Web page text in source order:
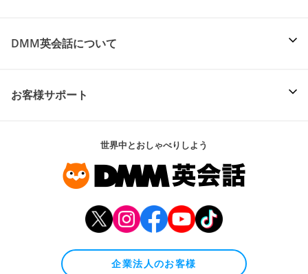
DMM英会話について
お客様サポート
世界中とおしゃべりしよう
企業法人のお客様